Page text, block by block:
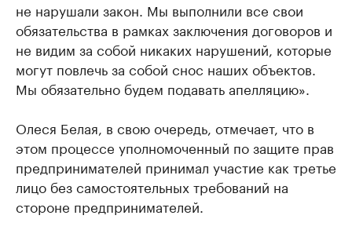
не нарушали закон. Мы выполнили все свои
обязательства в рамках заключения договоров и
не видим за собой никаких нарушений, которые
могут повлечь за собой снос наших объектов.
Мы обязательно будем подавать апелляцию».
Олеся Белая, в свою очередь, отмечает, что в
этом процессе уполномоченный по защите прав
предпринимателей принимал участие как третье
лицо без самостоятельных требований на
стороне предпринимателей.